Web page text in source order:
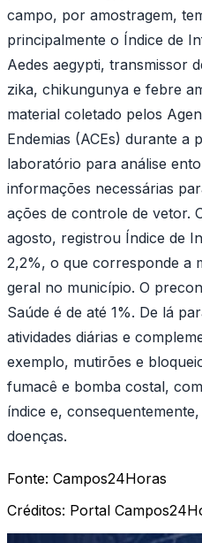
campo, por amostragem,
principalmente o Índice de
Aedes aegypti, transmissor
zika, chikungunya e febre
material coletado pelos
Endemias (ACEs) durante a
laboratório para análise
informações necessárias
ações de controle de vetor.
agosto, registrou Índice de
2,2%, o que corresponde a
geral no município. O
Saúde é de até 1%. De lá
atividades diárias e
exemplo, mutirões e
fumacê e bomba costal,
índice e,
doenças.
Fonte: Campos24Horas
Créditos: Portal